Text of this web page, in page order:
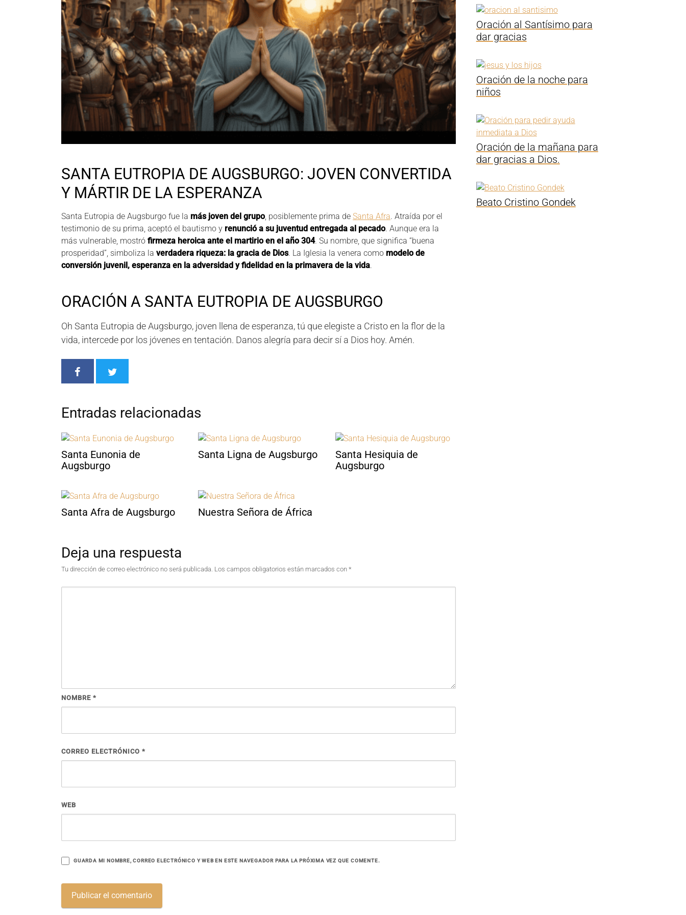
SANTA EUTROPIA DE AUGSBURGO: JOVEN CONVERTIDA
Y MÁRTIR DE LA ESPERANZA
Santa Eutropia de Augsburgo fue la más joven del grupo, posiblemente prima de Santa Afra. Atraída por el
testimonio de su prima, aceptó el bautismo y renunció a su juventud entregada al pecado. Aunque era la
más vulnerable, mostró firmeza heroica ante el martirio en el año 304. Su nombre, que significa “buena
prosperidad”, simboliza la verdadera riqueza: la gracia de Dios. La Iglesia la venera como modelo de
conversión juvenil, esperanza en la adversidad y fidelidad en la primavera de la vida.
ORACIÓN A SANTA EUTROPIA DE AUGSBURGO
Oh Santa Eutropia de Augsburgo, joven llena de esperanza, tú que elegiste a Cristo en la flor de la
vida, intercede por los jóvenes en tentación. Danos alegría para decir sí a Dios hoy. Amén.
Entradas relacionadas
Santa Eunonia de
Augsburgo
Santa Ligna de Augsburgo
Santa Hesiquia de
Augsburgo
Santa Afra de Augsburgo Nuestra Señora de África
Deja una respuesta
Tu dirección de correo electrónico no será publicada. Los campos obligatorios están marcados con *
NOMBRE *
CORREO ELECTRÓNICO *
WEB
GUARDA MI NOMBRE, CORREO ELECTRÓNICO Y WEB EN ESTE NAVEGADOR PARA LA PRÓXIMA VEZ QUE COMENTE.
Oración al Santísimo para
dar gracias
Oración de la noche para
niños
Oración de la mañana para
dar gracias a Dios.
Beato Cristino Gondek